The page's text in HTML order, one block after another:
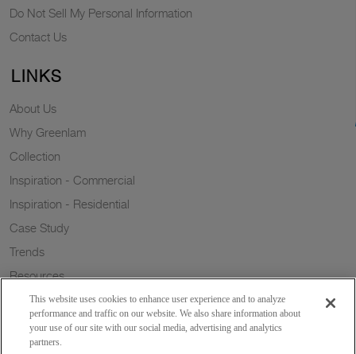
Do Not Sell My Personal Information
Contact Us
LINKS
About Us
Why Greenlam
Collection
Inspiration - Commercial
Inspiration - Residential
Case Study
Trends
Resources
Sustainability
This website uses cookies to enhance user experience and to analyze
performance and traffic on our website. We also share information about
your use of our site with our social media, advertising and analytics
partners.